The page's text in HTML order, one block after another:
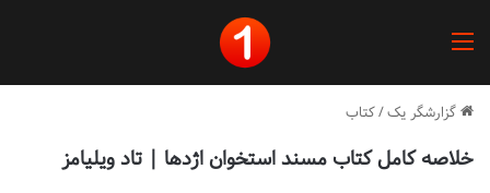
گزارشگر یک/کتاب
خلاصه کامل کتاب مسند استخوان اژدها | تاد ویلیامز